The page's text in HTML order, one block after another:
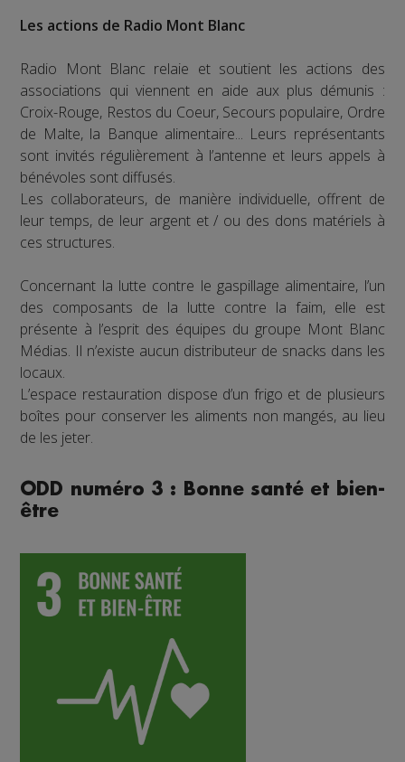
Les actions de Radio Mont Blanc
Radio Mont Blanc relaie et soutient les actions des
associations qui viennent en aide aux plus démunis :
Croix-Rouge, Restos du Coeur, Secours populaire, Ordre
de Malte, la Banque alimentaire... Leurs représentants
sont invités régulièrement à l’antenne et leurs appels à
bénévoles sont diffusés.
Les collaborateurs, de manière individuelle, offrent de
leur temps, de leur argent et / ou des dons matériels à
ces structures.
Concernant la lutte contre le gaspillage alimentaire, l’un
des composants de la lutte contre la faim, elle est
présente à l’esprit des équipes du groupe Mont Blanc
Médias. Il n’existe aucun distributeur de snacks dans les
locaux.
L’espace restauration dispose d’un frigo et de plusieurs
boîtes pour conserver les aliments non mangés, au lieu
de les jeter.
ODD numéro 3 : Bonne santé et bien-
être